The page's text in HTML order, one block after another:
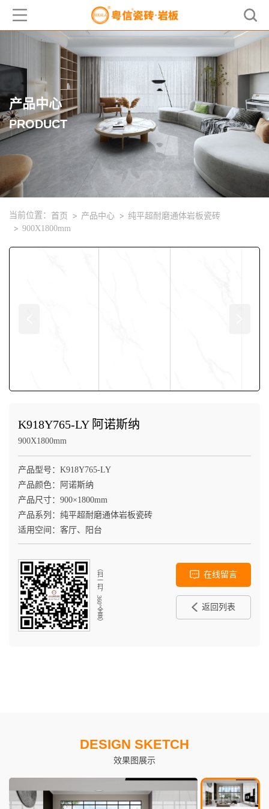
产品中心
PRODUCT
当前位置： 首页 产品中心
纯平超耐磨通体岩板瓷砖
900X1800mm
K918Y765-LY 阿诺斯纳
900X1800mm
产品型号：K918Y765-LY
产品颜色：阿诺斯纳
产品尺寸：900×1800mm
产品系列：纯平超耐磨通体岩板瓷砖
适用空间：客厅、阳台
（扫一扫，360°全景） 在线留言
返回列表
DESIGN SKETCH
效果图展示